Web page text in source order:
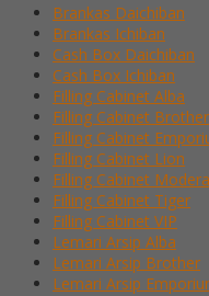
Brankas Daichiban
Brankas Ichiban
Cash Box Daichiban
Cash Box Ichiban
Filling Cabinet Alba
Filling Cabinet Brother
Filling Cabinet
Filling Cabinet Lion
Filling Cabinet Modera
Filling Cabinet Tiger
Filling Cabinet VIP
Lemari Arsip Alba
Lemari Arsip Brother
Lemari Arsip